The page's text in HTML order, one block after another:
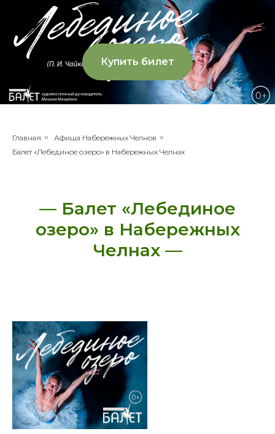
Купить билет
Главная » Афиша Набережных Челнов »
Балет «Лебединое озеро» в Набережных Челнах
— Балет «Лебединое
озеро» в Набережных
Челнах —